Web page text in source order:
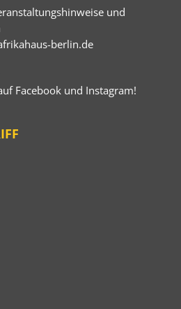
und
berlin.de
Facebookund Instagram!